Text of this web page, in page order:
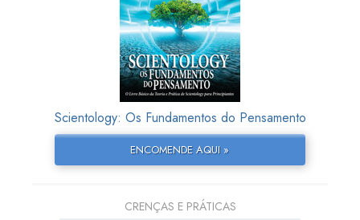
Scientology: Os Fundamentos do Pensamento
ENCOMENDE AQUI »
CRENÇAS E PRÁTICAS